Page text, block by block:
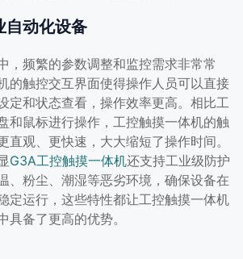
自动化设备
，频繁的参数调整和监控需求非常常
的触控交互界面使得操作人员可以直接
定和状态查看，操作效率更高。相比工
和鼠标进行操作，工控触摸一体机的触
直观、更快速，大大缩短了操作时间。
G3A工控触摸一体机还支持工业级防护
、粉尘、潮湿等恶劣环境，确保设备在
定运行，这些特性都让工控触摸一体机
具备了更高的优势。